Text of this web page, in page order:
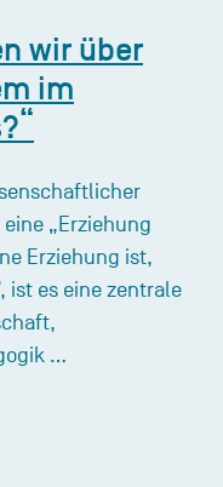
wir über
im
„Erziehung
Erziehung ist,
ist es eine zentrale
…